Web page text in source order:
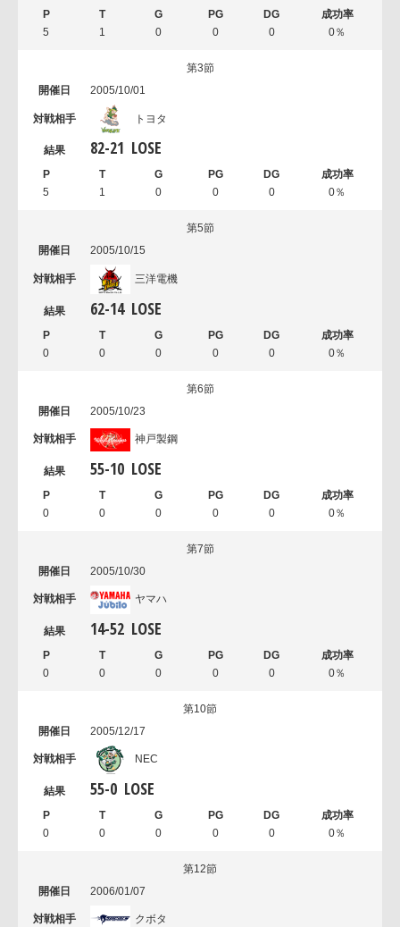
5 1 0 0 0 0％
第3節
2005/10/01
トヨタ
82-21 LOSE
5 1 0 0 0 0％
第5節
2005/10/15
三洋電機
62-14 LOSE
0 0 0 0 0 0％
第6節
2005/10/23
神戸製鋼
55-10 LOSE
0 0 0 0 0 0％
第7節
2005/10/30
ヤマハ
14-52 LOSE
0 0 0 0 0 0％
第10節
2005/12/17
NEC
55-0 LOSE
0 0 0 0 0 0％
第12節
2006/01/07
クボタ